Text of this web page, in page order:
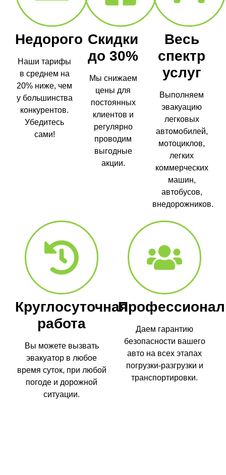
Недорого
Наши тарифы
в среднем на
20% ниже, чем
у большинства
конкурентов.
Убедитесь
сами!
Скидки
до 30%
Мы снижаем
цены для
постоянных
клиентов и
регулярно
проводим
выгодные
акции.
Весь
спектр
услуг
Выполняем
эвакуацию
легковых
автомобилей,
мотоциклов,
легких
коммерческих
машин,
автобусов,
внедорожников.
Круглосуточная
работа
Вы можете вызвать
эвакуатор в любое
время суток, при любой
погоде и дорожной
ситуации.
Даем гарантию
безопасности вашего
авто на всех этапах
погрузки-разгрузки и
транспортировки.